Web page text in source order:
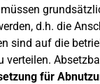
müssen
d.h. die
sind auf die
verteilen.
für